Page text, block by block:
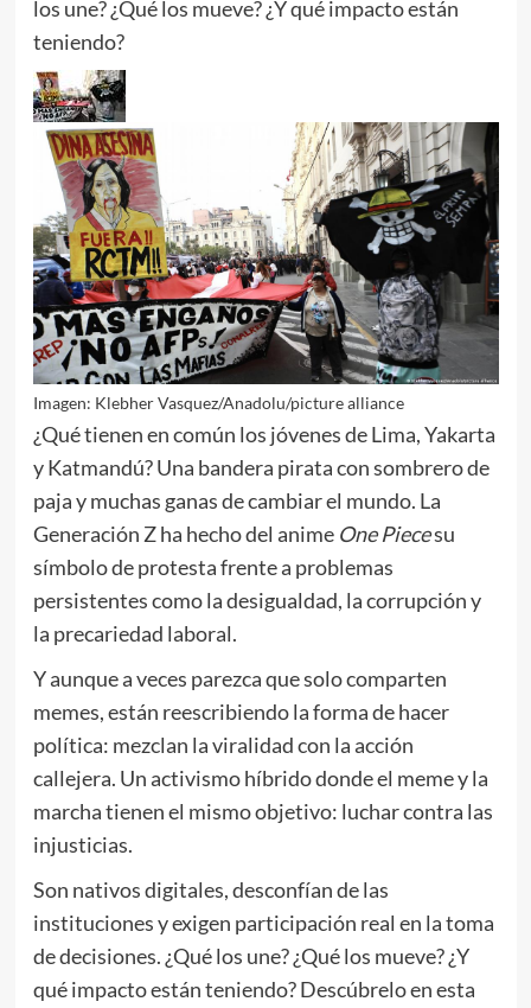
los une? ¿Qué los mueve? ¿Y qué impacto están
teniendo?
Imagen: Klebher Vasquez/Anadolu/picture alliance
¿Qué tienen en común los jóvenes de Lima, Yakarta
y Katmandú? Una bandera pirata con sombrero de
paja y muchas ganas de cambiar el mundo. La
Generación Z ha hecho del anime One Piecesu
símbolo de protesta frente a problemas
persistentes como la desigualdad, la corrupción y
la precariedad laboral.
Y aunque a veces parezca que solo comparten
memes, están reescribiendo la forma de hacer
política: mezclan la viralidad con la acción
callejera. Un activismo híbrido donde el meme y la
marcha tienen el mismo objetivo: luchar contra las
injusticias.
Son nativos digitales, desconfían de las
instituciones y exigen participación real en la toma
de decisiones. ¿Qué los une? ¿Qué los mueve? ¿Y
qué impacto están teniendo? Descúbrelo en esta